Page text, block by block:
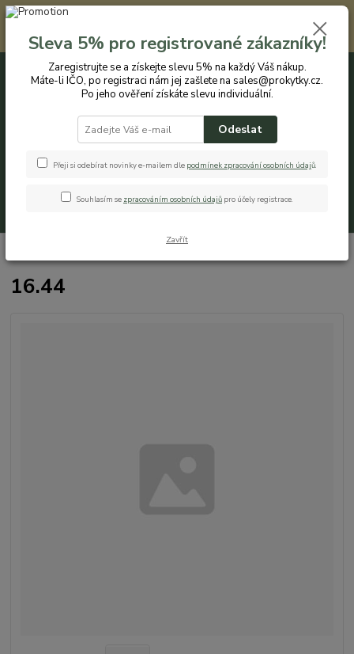
Registrovaným zákazníkům nabízíme slevu 5% na každý nákup. Máte-li
IČO, po registraci nám jej zašlete na sales@prokytky.cz. Po jeho ověření
získáte slevu individuální. Přejít na registraci →
CZK
+420 774 544 973 0ks
16.44
Sleva 5% pro registrované zákazníky!
Zaregistrujte se a získejte slevu 5% na každý Váš nákup.
Máte-li IČO, po registraci nám jej zašlete na sales@prokytky.cz.
Po jeho ověření získáte slevu individuální.
Odeslat
Přeji si odebírat novinky e-mailem dle podmínek zpracování osobních údajů.
Souhlasím se zpracováním osobních údajů pro účely registrace.
Zavřít